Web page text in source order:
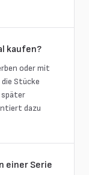
kaufen?
oder mit
Stücke
später
dazu
einer Serie